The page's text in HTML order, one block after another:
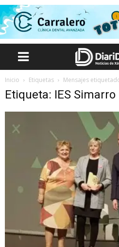
Inicio Etiquetas Mensajes
Etiqueta: IES